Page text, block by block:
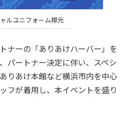
ルユニフォーム襟元
ナーの「ありあけハーバー」を
パートナー決定に伴い、スペシ
りあけ本館など横浜市内を中心
フが着用し、本イベントを盛り